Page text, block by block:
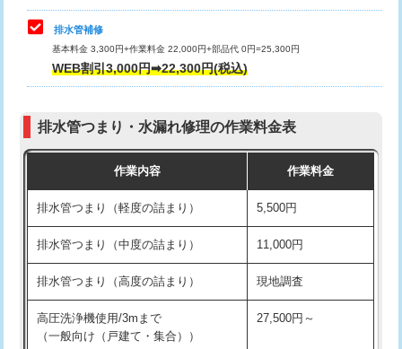
モルタル補修（厚さ10㎝まで）
モルタル補修（厚さ10㎝超え）
追加人工 16,500円
現場見積
※給水管工事は20mmまでの価格です。
交換・取付(混合水栓（壁付・デッキ
式・ワンホール）)
16,500円+材料費
交換・取付(排水栓・排水トラップ
交換・取付（その他部品） 11,000円+材料費
持込商品取付（単水栓） 13,200円
持込商品取付（混合水栓） 16,500円
持込商品取付（浄水器・分岐水栓） 16,500円
給水管工事※（ホール加工) 16,500円
給水管工事※（バンド止め) 3,300円
給水管工事※（支持金具設置)
排水管補修
基本料金 3,300円+作業料金 22,000円+部品代 0円=25,300円
WEB割引3,000円➡22,300円(税込)
排水管つまり・水漏れ修理の作業料金表
作業内容 作業料金
排水管つまり（軽度の詰まり） 5,500円
排水管つまり（中度の詰まり） 11,000円
排水管つまり（高度の詰まり） 現地調査
高圧洗浄機使用/3mまで
（一般向け（戸建て・集合））
27,500円～